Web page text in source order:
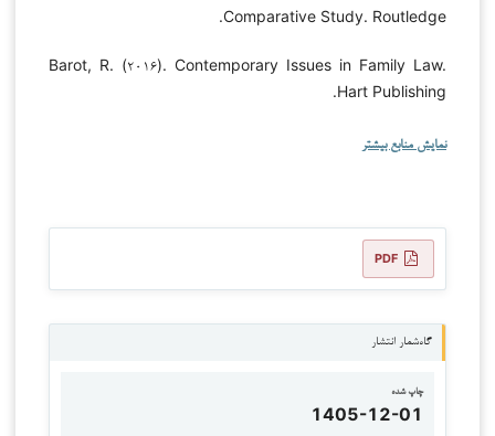
Comparative Study. Routledge.
Barot, R. (۲۰۱۶). Contemporary Issues in Family Law.
Hart Publishing.
نمایش منابع بیشتر
PDF
گاه‌شمار انتشار
چاپ شده
1405-12-01